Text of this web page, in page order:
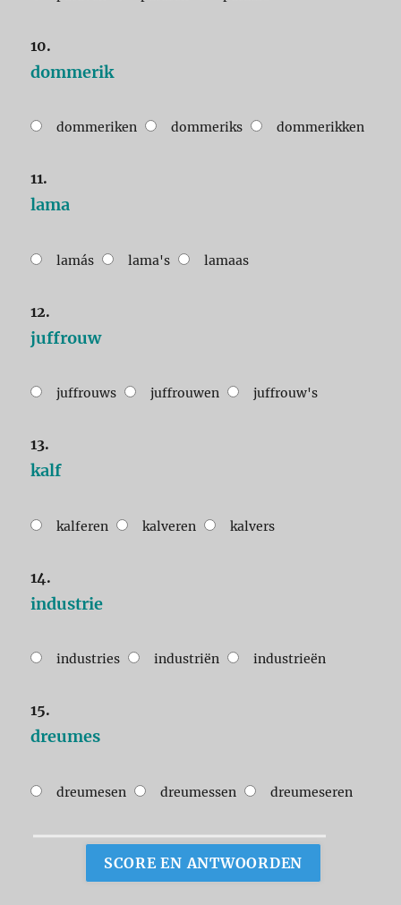
10.
dommerik
dommeriken dommeriks dommerikken
11.
lama
lamás lama's lamaas
12.
juffrouw
juffrouws juffrouwen juffrouw's
13.
kalf
kalferen kalveren kalvers
14.
industrie
industries industriën industrieën
15.
dreumes
dreumesen dreumessen dreumeseren